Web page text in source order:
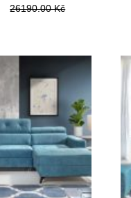
26190.00 Kč